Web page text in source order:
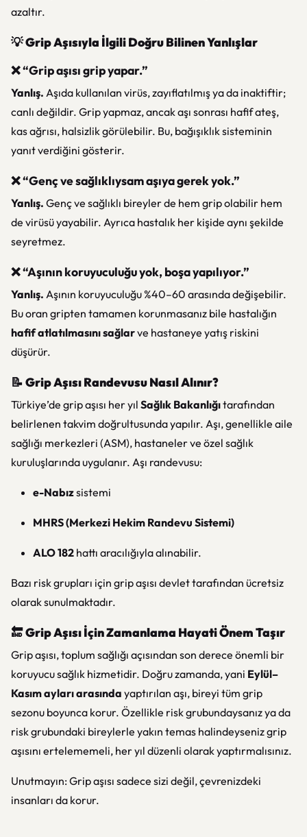
azaltır.
💡Grip Aşısıyla İlgili Doğru Bilinen Yanlışlar
❌ “Grip aşısı grip yapar.”
Yanlış. Aşıda kullanılan virüs, zayıflatılmış ya da inaktiftir;
canlı değildir. Grip yapmaz, ancak aşı sonrası hafif ateş,
kas ağrısı, halsizlik görülebilir. Bu, bağışıklık sisteminin
yanıt verdiğini gösterir.
❌ “Genç ve sağlıklıysam aşıya gerek yok.”
Yanlış. Genç ve sağlıklı bireyler de hem grip olabilir hem
de virüsü yayabilir. Ayrıca hastalık her kişide aynı şekilde
seyretmez.
❌ “Aşının koruyuculuğu yok, boşa yapılıyor.”
Yanlış. Aşının koruyuculuğu %40–60 arasında değişebilir.
Bu oran gripten tamamen korunmasanız bile hastalığın
hafif atlatılmasını sağlarve hastaneye yatış riskini
düşürür.
📝Grip Aşısı Randevusu Nasıl Alınır?
Türkiye’de grip aşısı her yıl Sağlık Bakanlığıtarafından
belirlenen takvim doğrultusunda yapılır. Aşı, genellikle aile
sağlığı merkezleri (ASM), hastaneler ve özel sağlık
kuruluşlarında uygulanır. Aşı randevusu:
e-Nabızsistemi
MHRS (Merkezi Hekim Randevu Sistemi)
ALO 182 hattı aracılığıyla alınabilir.
Bazı risk grupları için grip aşısı devlet tarafından ücretsiz
olarak sunulmaktadır.
🔚Grip Aşısı İçin Zamanlama Hayati Önem Taşır
Grip aşısı, toplum sağlığı açısından son derece önemli bir
koruyucu sağlık hizmetidir. Doğru zamanda, yani Eylül–
Kasım ayları arasında yaptırılan aşı, bireyi tüm grip
sezonu boyunca korur. Özellikle risk grubundaysanız ya da
risk grubundaki bireylerle yakın temas halindeyseniz grip
aşısını ertelememeli, her yıl düzenli olarak yaptırmalısınız.
Unutmayın: Grip aşısı sadece sizi değil, çevrenizdeki
insanları da korur.